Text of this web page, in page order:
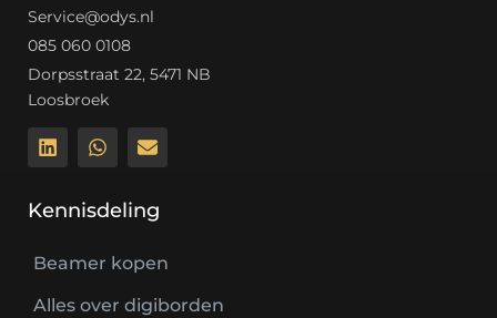
Service@odys.nl
085 060 0108
Dorpsstraat 22, 5471 NB
Loosbroek
Kennisdeling
Beamer kopen
Alles over digiborden